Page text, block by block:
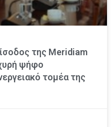
της Meridiam
ψήφο
τομέα της